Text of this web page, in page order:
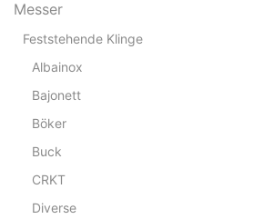
Messer
Feststehende Klinge
Albainox
Bajonett
Böker
Buck
CRKT
Diverse